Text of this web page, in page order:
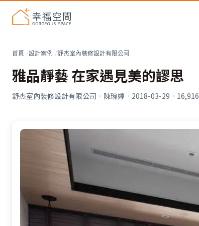
首頁 設計案例 舒杰室內裝修設計有限公司
雅品靜藝 在家遇見美的謬思
舒杰室內裝修設計有限公司 · 陳琬婷 · 2018-03-29 · 16,916